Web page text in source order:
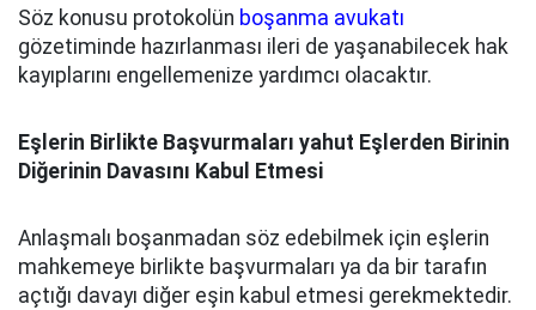
Söz konusu protokolün boşanma avukatı
gözetiminde hazırlanması ileri de yaşanabilecek hak
kayıplarını engellemenize yardımcı olacaktır.
Eşlerin Birlikte Başvurmaları yahut Eşlerden Birinin
Diğerinin Davasını Kabul Etmesi
Anlaşmalı boşanmadan söz edebilmek için eşlerin
mahkemeye birlikte başvurmaları ya da bir tarafın
açtığı davayı diğer eşin kabul etmesi gerekmektedir.